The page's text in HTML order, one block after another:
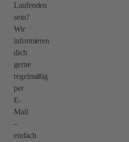
Laufenden
sein?
Wir
informieren
dich
gerne
regelmäßig
per
E-
Mail
–
einfach